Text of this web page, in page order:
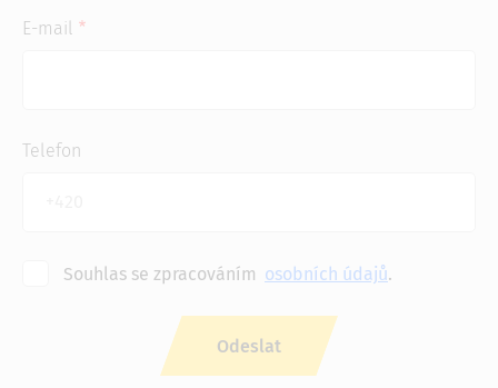
E-mail
Telefon
Souhlas se zpracováním osobních údajů.